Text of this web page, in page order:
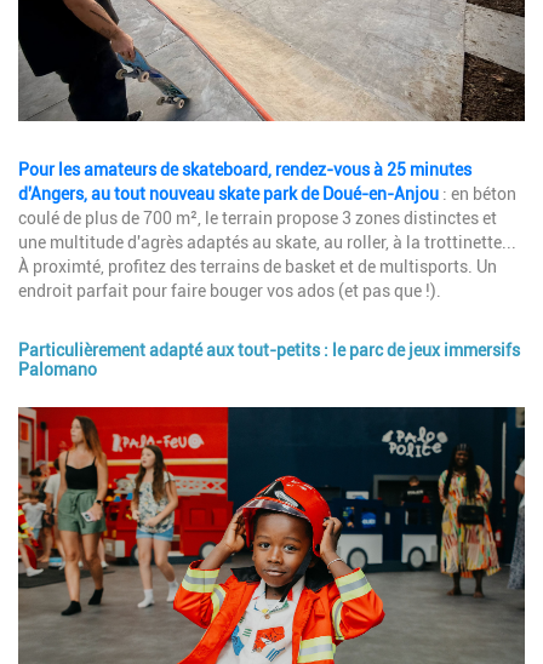
Description
Pour les amateurs de skateboard, rendez-vous à 25 minutes
d'Angers, au tout nouveau skate park de Doué-en-Anjou : en béton
coulé de plus de 700 m², le terrain propose 3 zones distinctes et
une multitude d'agrès adaptés au skate, au roller, à la trottinette...
À proximté, profitez des terrains de basket et de multisports. Un
endroit parfait pour faire bouger vos ados (et pas que !).
Particulièrement adapté aux tout-petits : le parc de jeux immersifs
Palomano
Image